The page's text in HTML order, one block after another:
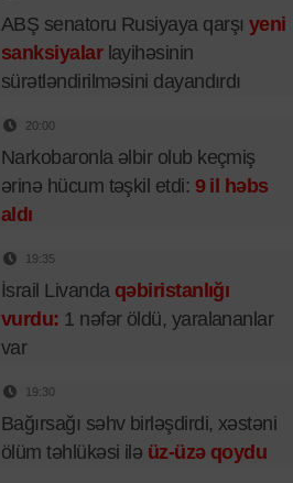
ABŞ senatoru Rusiyaya qarşı yeni
sanksiyalarlayihəsinin
sürətləndirilməsini dayandırdı
20:00
Narkobaronla əlbir olub keçmiş
ərinə hücum təşkil etdi: 9 il həbs
aldı
19:35
İsrail Livanda qəbiristanlığı
vurdu: 1 nəfər öldü, yaralananlar
var
19:30
Bağırsağı səhv birləşdirdi, xəstəni
ölüm təhlükəsi ilə üz-üzə qoydu